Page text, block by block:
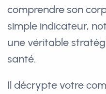
comprendre son
simple indicateur,
une véritable
santé.
Il décrypte votre